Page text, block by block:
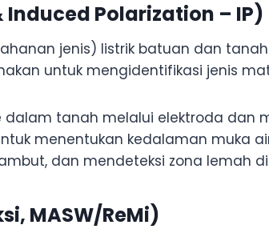
Polarization – IP)
jenis) listrik batuan dan
untuk mengidentifikasi jenis
dalam tanah melalui elektroda dan
menentukan kedalaman muka
dan mendeteksi zona lemah
MASW/ReMi)